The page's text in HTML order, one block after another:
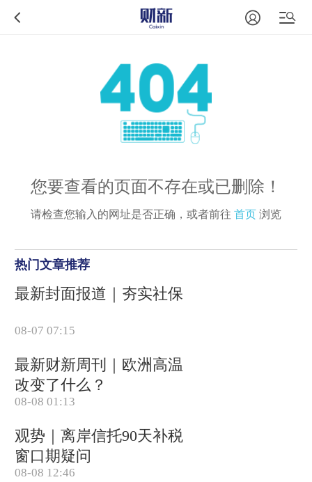
您要查看的页面不存在或已删除！
请检查您输入的网址是否正确，或者前往 首页 浏览
热门文章推荐
最新封面报道｜夯实社保
08-07 07:15
最新财新周刊｜欧洲高温
改变了什么？
08-08 01:13
观势｜离岸信托90天补税
窗口期疑问
08-08 12:46